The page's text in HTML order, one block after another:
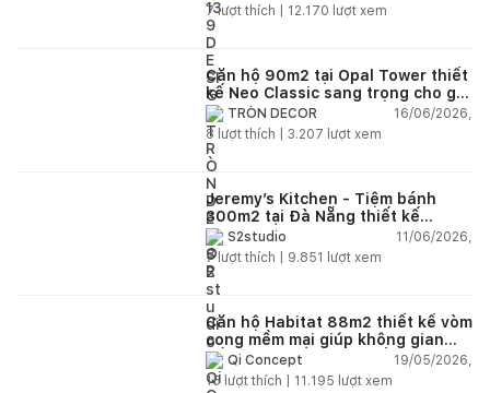
7lượt thích | 12.170 lượt xem
Căn hộ 90m2 tại Opal Tower thiết
kế Neo Classic sang trọng cho gia
đình trẻ
TRÒN DECOR
16/06/2026,
8 lượt thích | 3.207 lượt xem
Jeremy’s Kitchen - Tiệm bánh
300m2 tại Đà Nẵng thiết kế
phong cách công nghiệp hiện đại
ngập tràn ánh sáng tự nhiên
S2studio
11/06/2026,
7lượt thích | 9.851 lượt xem
Căn hộ Habitat 88m2 thiết kế vòm
cong mềm mại giúp không gian
sống hiện đại trở nên ấm áp hơn
Qi Concept
19/05/2026,
15 lượt thích | 11.195 lượt xem